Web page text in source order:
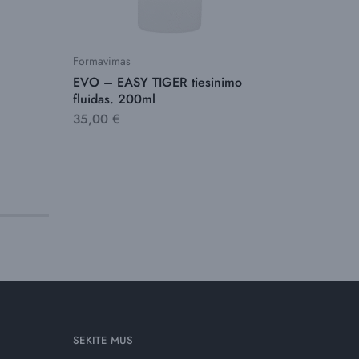
Formavimas
EVO – EASY TIGER tiesinimo
fluidas. 200ml
35,00 €
SEKITE MUS